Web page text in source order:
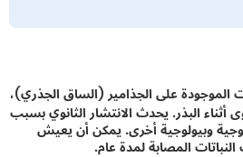
على الجذامير (الساق الجذري)،
يحدث الانتشار الثانوي بسبب
أخرى. يمكن أن يعيش
المصابة لمدة عام.